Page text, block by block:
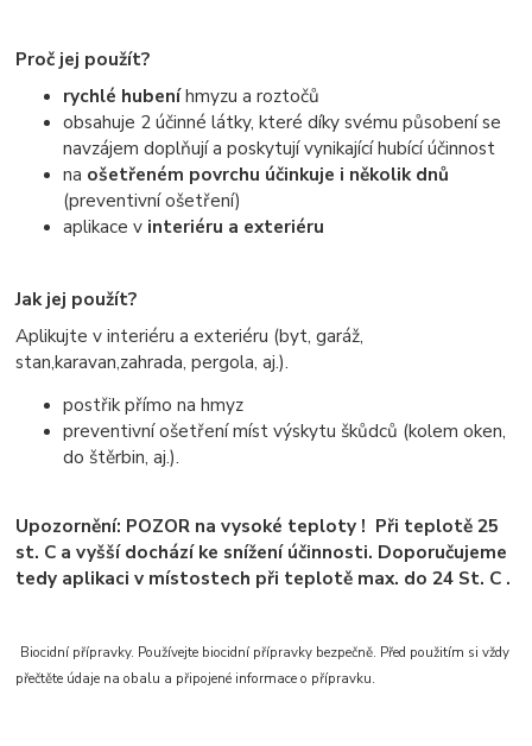
Proč jej použít?
rychlé hubeníhmyzu a roztočů
obsahuje 2 účinné látky, které díky svému působení se
navzájem doplňují a poskytují vynikající hubící účinnost
na ošetřeném povrchu účinkuje i několik dnů
(preventivní ošetření)
aplikace v interiéru a exteriéru
Jak jej použít?
Aplikujte v interiéru a exteriéru (byt, garáž,
stan,karavan,zahrada, pergola, aj.).
postřik přímo na hmyz
preventivní ošetření míst výskytu škůdců (kolem oken,
do štěrbin, aj.).
Upozornění: POZOR na vysoké teploty ! Při teplotě 25
st. C a vyšší dochází ke snížení účinnosti. Doporučujeme
tedy aplikaci v místostech při teplotě max. do 24 St. C .
Biocidní přípravky. Používejte biocidní přípravky bezpečně. Před použitím si vždy
přečtěte údaje na obalu a připojené informace o přípravku.